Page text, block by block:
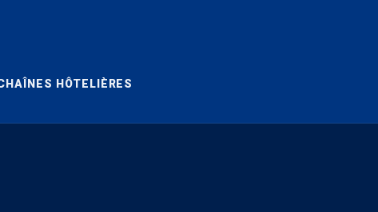
HÔTELIÈRES